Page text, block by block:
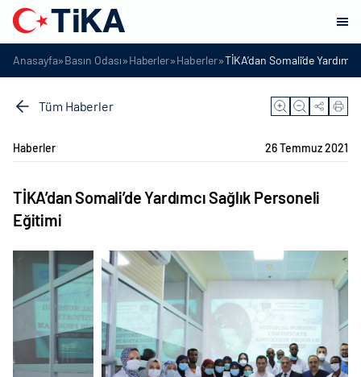
Anasayfa»Basın Odası»Haberler»Haberler»TİKA’dan Somali’de
Tüm Haberler
Haberler 26 Temmuz 2021
TİKA’dan Somali’de Yardımcı Sağlık Personeli
Eğitimi